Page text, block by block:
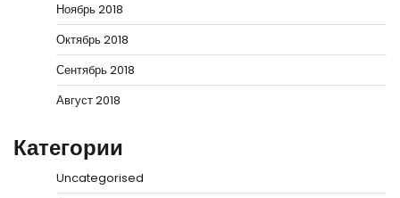
Ноябрь 2018
Октябрь 2018
Сентябрь 2018
Август 2018
Категории
Uncategorised